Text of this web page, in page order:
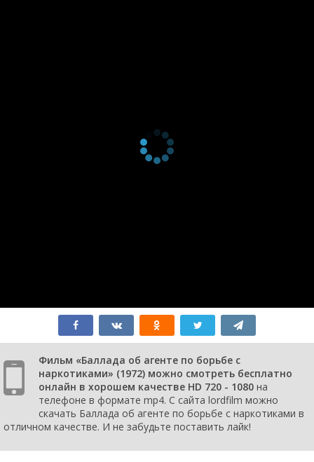
Фильм «Баллада об агенте по борьбе с
наркотиками» (1972) можно смотреть бесплатно
онлайн в хорошем качестве HD 720 - 1080 на
телефоне в формате mp4. С сайта lordfilm можно
скачать Баллада об агенте по борьбе с наркотиками в
отличном качестве. И не забудьте поставить лайк!